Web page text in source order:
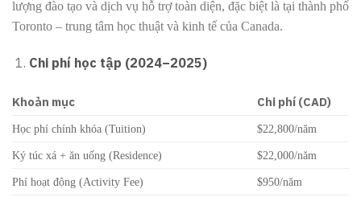
lượng đào tạo và dịch vụ hỗ trợ toàn diện, đặc biệt là tại thành phố
Toronto – trung tâm học thuật và kinh tế của Canada.
Chi phí học tập (2024–2025)
Khoản mục Chi phí (CAD)
Học phí chính khóa (Tuition) $22,800/năm
Ký túc xá + ăn uống (Residence) $22,000/năm
Phí hoạt động (Activity Fee) $950/năm